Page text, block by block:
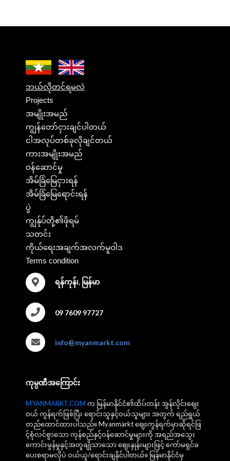
ဘယ်လိုတင်ရမလဲ
Projects
အမျိုးအမည်
ကျွန်တော်ငှားချင်ပါတယ်
ငါအလုပ်တစ်ခုလိုချင်တယ်
ကားအမျိုးအမည်
ဝန်ဆောင်မှု
အိမ်ခြံမြေငှားရန်
အိမ်ခြံမြေရောင်းရန်
ပွဲ
ကျွန်ုပ်တို့၏ဖိုရမ်
သတင်း
ကိုယ်ရေးအချက်အလက်မူဝါဒ
Terms condition
ရန်ကုန်၊, မြန်မာ
09 7609 97727
info@myanmarkt.com
ကုမ္ပဏီအကြောင်း
MYANMARKT.COM က မြန်မာနိုင်ငံ၏ထိပ်တန်း အွန်လိုင်းဈေး
ဝယ် ကွန်ရက်ဖြစ်ပြီး ရောင်းသူနှင့်ဝယ်သူများ အတွက် ရည်ရွယ်
တည်ထောင်ထားပါသည်။ Myanmarkt ဈေးကွန်ရက်မှာဆိုရင်ဖြ
င့်စုံလင်စွာသော ကုန်စည်နှင့်ဝန်ဆောင်မှုများကို အရည်အသွေး
ကောင်းမွန်မှုနှင့်အတူချိုသာသော ဈေးနှုန်းများဖြင့် ကော်မရှင်ခ
ပေးစရာမလိုပဲ ဝယ်ယူ/ရောင်းချနိုင်ပါတယ်။ မြန်မာနိုင်ငံမှ